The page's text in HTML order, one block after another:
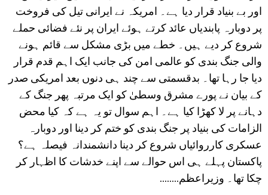
اور بے بنیاد قرار دیا ہے۔ امریکہ نے ایرانی تیل کی فروخت
پر دوبارہ پابندیاں عائد کرتے ہوئے ایران پر نئے فضائی حملے
شروع کر دیے ہیں۔ خطے میں بڑی مشکل سے قائم ہونے
والی جنگ بندی کو عالمی امن کی جانب ایک اہم قدم قرار
دیا جا رہا تھا۔ بدقسمتی سے چند ہی دنوں بعد امریکی صدر
کے بیان نے پورے مشرق وسطیٰ کو ایک مرتبہ پھر جنگ کے
دہانے پر لا کھڑا کیا ہے۔ اہم سوال تو یہ ہے کہ کیا محض
الزامات کی بنیاد پر جنگ بندی کو ختم کر دینا اور دوبارہ
عسکری کارروائیاں شروع کر دینا دانشمندانہ فیصلہ ہے؟
پاکستان پہلے ہی اس حوالے سے اپنے خدشات کا اظہار کر
چکا تھا۔ وزیراعظم........